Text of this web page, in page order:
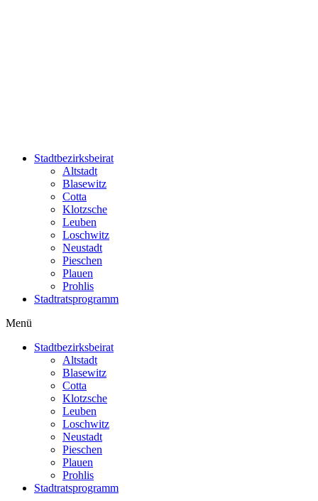
Stadtbezirksbeirat
Altstadt
Blasewitz
Cotta
Klotzsche
Leuben
Loschwitz
Neustadt
Pieschen
Plauen
Prohlis
Stadtratsprogramm
Menü
Stadtbezirksbeirat
Altstadt
Blasewitz
Cotta
Klotzsche
Leuben
Loschwitz
Neustadt
Pieschen
Plauen
Prohlis
Stadtratsprogramm